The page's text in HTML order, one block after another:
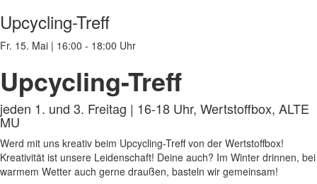
Upcycling-Treff
Fr. 15. Mai | 16:00 - 18:00 Uhr
Upcycling-Treff
jeden 1. und 3. Freitag | 16-18 Uhr, Wertstoffbox, ALTE
MU
Werd mit uns kreativ beim Upcycling-Treff von der Wertstoffbox!
Kreativität ist unsere Leidenschaft! Deine auch? Im Winter drinnen, bei
warmem Wetter auch gerne draußen, basteln wir gemeinsam!